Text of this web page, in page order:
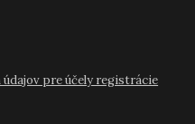
pre účely registrácie